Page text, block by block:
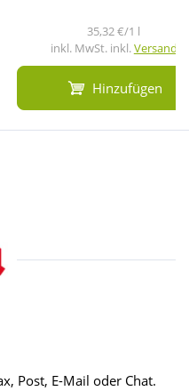
35,32 €/1 l
inkl. MwSt. inkl.Versand
Hinzufügen
Post, E-Mail oder Chat.